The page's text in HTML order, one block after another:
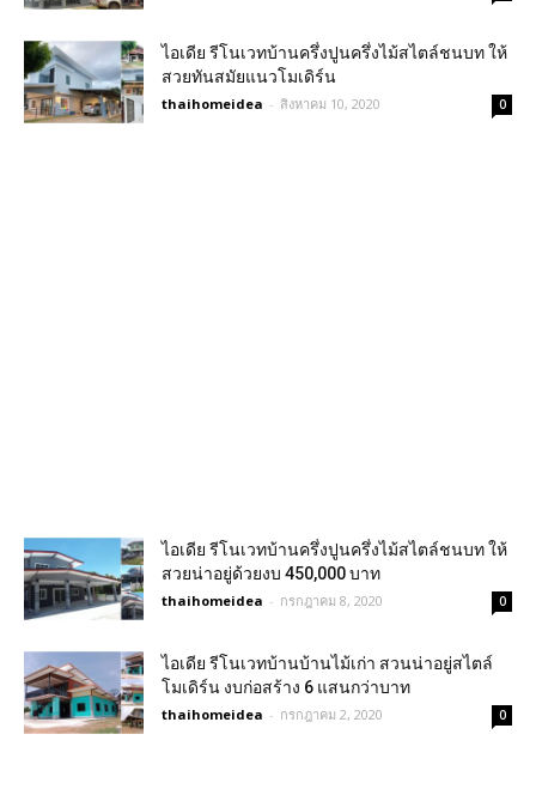
ไอเดีย รีโนเวทบ้านครึ่งปูนครึ่งไม้สไตล์ชนบท ให้
สวยทันสมัยแนวโมเดิร์น
thaihomeidea - สิงหาคม 10, 2020 0
ไอเดีย รีโนเวทบ้านครึ่งปูนครึ่งไม้สไตล์ชนบท ให้
สวยน่าอยู่ด้วยงบ 450,000 บาท
thaihomeidea - กรกฎาคม 8, 2020 0
ไอเดีย รีโนเวทบ้านบ้านไม้เก่า สวนน่าอยู่สไตล์
โมเดิร์น งบก่อสร้าง 6 แสนกว่าบาท
thaihomeidea - กรกฎาคม 2, 2020 0